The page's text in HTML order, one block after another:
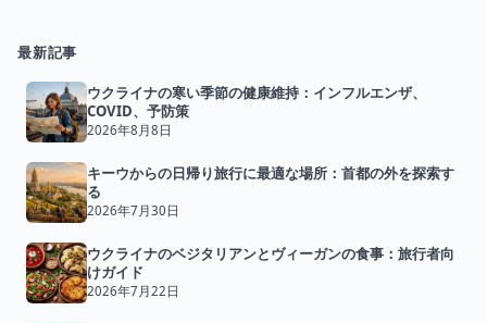
最新記事
ウクライナの寒い季節の健康維持：インフルエンザ、
COVID、予防策
2026年8月8日
キーウからの日帰り旅行に最適な場所：首都の外を探索す
る
2026年7月30日
ウクライナのベジタリアンとヴィーガンの食事：旅行者向
けガイド
2026年7月22日